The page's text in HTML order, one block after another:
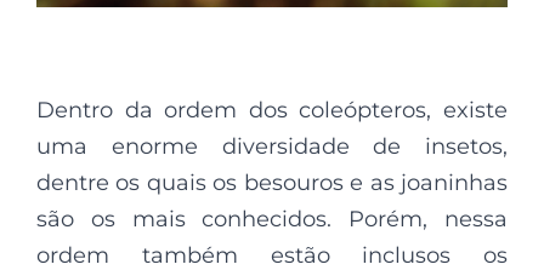
Dentro da ordem dos coleópteros, existe
uma enorme diversidade de insetos,
dentre os quais os besouros e as joaninhas
são os mais conhecidos. Porém, nessa
ordem também estão inclusos os